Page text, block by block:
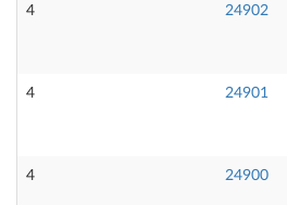
4 24902
4 24901
4 24900